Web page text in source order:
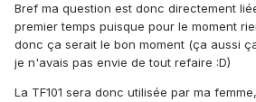
Bref ma question est donc directement
premier temps puisque pour le moment
donc ça serait le bon moment (ça aussi
je n'avais pas envie de tout refaire :D)
La TF101 sera donc utilisée par ma